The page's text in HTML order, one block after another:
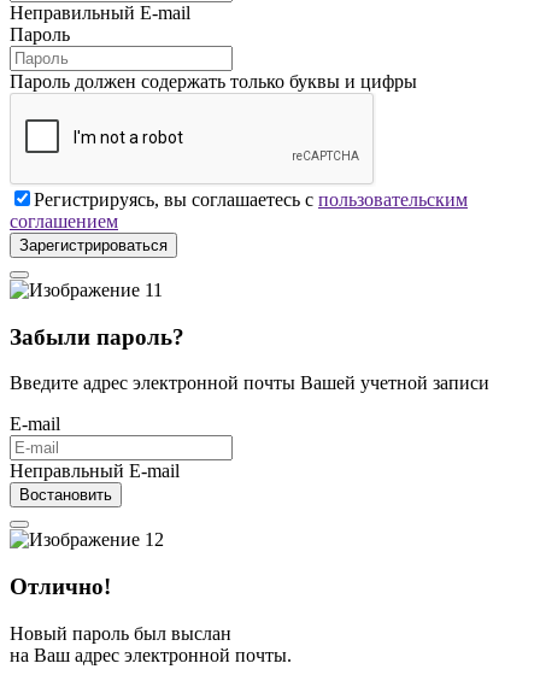
Неправильный E-mail
Пароль
Пароль должен содержать только буквы и цифры
Регистрируясь, вы соглашаетесь с пользовательским
соглашением
Зарегистрироваться
Забыли пароль?
Введите адрес электронной почты Вашей учетной записи
E-mail
Неправльный E-mail
Востановить
Отлично!
Новый пароль был выслан
на Ваш адрес электронной почты.